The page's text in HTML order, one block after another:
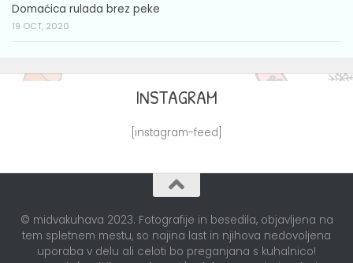
Domaćica rulada brez peke
19 OCT, 2020
INSTAGRAM
[instagram-feed]
© midvakuhava 2023. Fotografije in besedila, objavljena na
tem spletnem mestu, so najina last in njihova nedovoljena
uporaba v delu ali celoti bo preganjana s kuhalnico!